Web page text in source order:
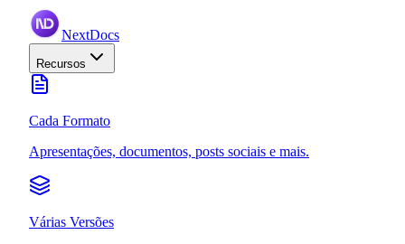
NextDocs
Recursos
Cada Formato
Apresentações, documentos, posts sociais e mais.
Várias Versões